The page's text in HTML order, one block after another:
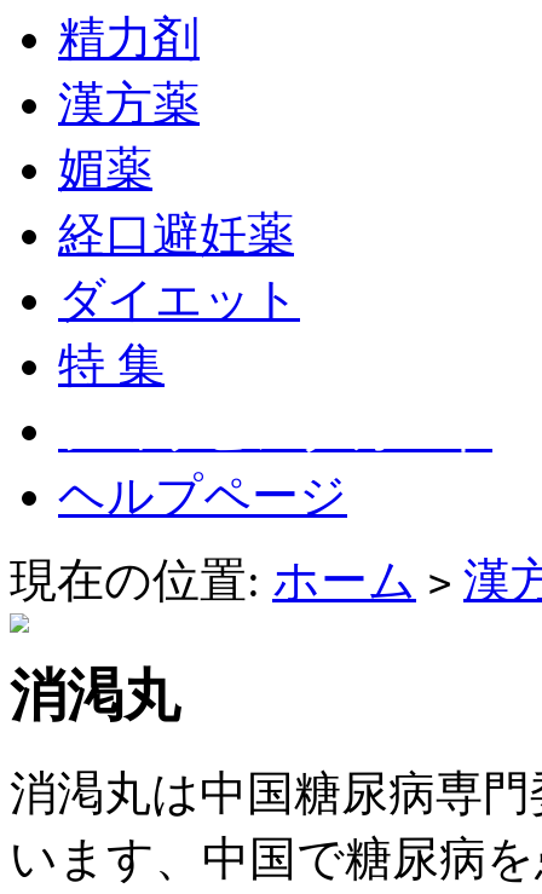
精力剤
漢方薬
媚薬
経口避妊薬
ダイエット
特 集
ヘルプページ
現在の位置: ホーム > 漢
消渇丸
消渇丸は中国糖尿病専
います、中国で糖尿病